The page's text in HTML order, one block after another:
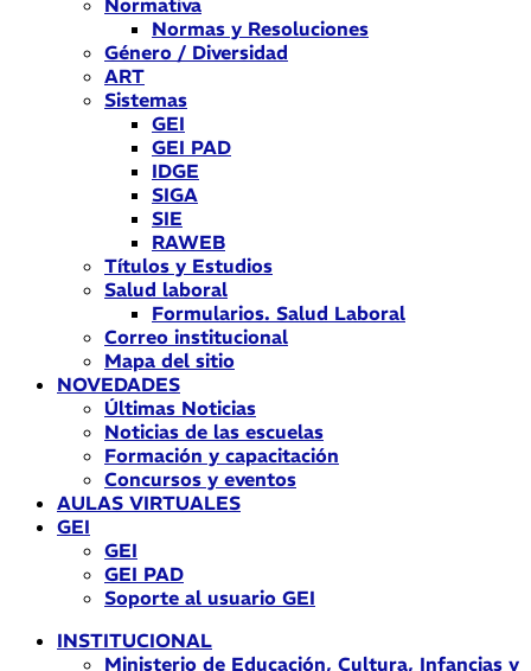
Normativa
Normas y Resoluciones
Género / Diversidad
ART
Sistemas
GEI
GEI PAD
IDGE
SIGA
SIE
RAWEB
Títulos y Estudios
Salud laboral
Formularios. Salud Laboral
Correo institucional
Mapa del sitio
NOVEDADES
Últimas Noticias
Noticias de las escuelas
Formación y capacitación
Concursos y eventos
AULAS VIRTUALES
GEI
GEI
GEI PAD
Soporte al usuario GEI
INSTITUCIONAL
Ministerio de Educación, Cultura, Infancias y